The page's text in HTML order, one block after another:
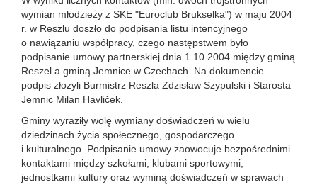
wymian młodzieży z SKE "Euroclub Brukselka") w maju 2004
r. w Reszlu doszło do podpisania listu intencyjnego
o nawiązaniu współpracy, czego następstwem było
podpisanie umowy partnerskiej dnia 1.10.2004 między gminą
Reszel a gminą Jemnice w Czechach. Na dokumencie
podpis złożyli Burmistrz Reszla Zdzisław Szypulski i Starosta
Jemnic Milan Havliček.
Gminy wyraziły wolę wymiany doświadczeń w wielu
dziedzinach życia społecznego, gospodarczego
i kulturalnego. Podpisanie umowy zaowocuje bezpośrednimi
kontaktami między szkołami, klubami sportowymi,
jednostkami kultury oraz wyminą doświadczeń w sprawach